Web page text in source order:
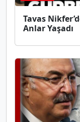
Tavas
Anlar Yaşadı